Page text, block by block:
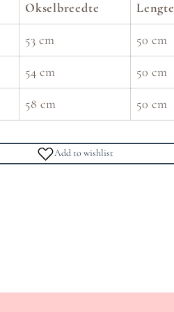
Okselbreedte Lengte
53 cm 50 cm
54 cm 50 cm
58 cm 50 cm
Add to wishlist